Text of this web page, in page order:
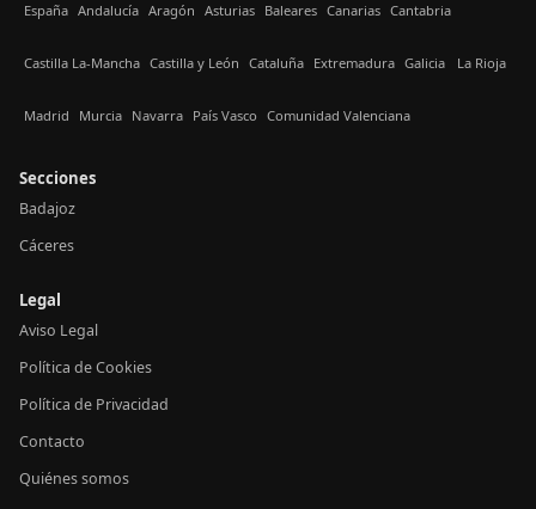
España Andalucía Aragón Asturias Baleares Canarias Cantabria
Castilla La-Mancha Castilla y León Cataluña Extremadura Galicia La Rioja
Madrid Murcia Navarra País Vasco Comunidad Valenciana
Secciones
Badajoz
Cáceres
Legal
Aviso Legal
Política de Cookies
Política de Privacidad
Contacto
Quiénes somos